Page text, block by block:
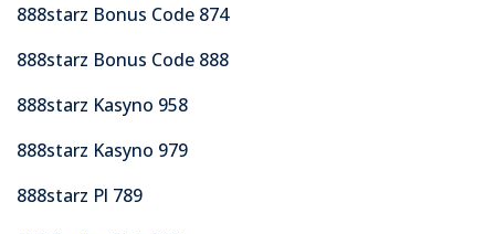
888starz Bonus Code 874
888starz Bonus Code 888
888starz Kasyno 958
888starz Kasyno 979
888starz Pl 789